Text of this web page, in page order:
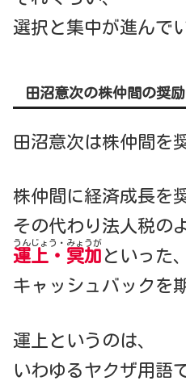
選択と集中が進んで
田沼意次の株仲間の奨
田沼意次は株仲間を
株仲間に経済成長を
その代わり法人税の
運上・冥加
うんじょう・みょうが
といった、
キャッシュバックを
運上というのは、
いわゆるヤクザ用語